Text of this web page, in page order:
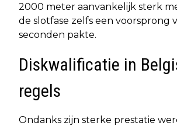
2000 meter aanvankelijk sterk
de slotfase zelfs een voorsprong
seconden pakte.
Diskwalificatie in
regels
Ondanks zijn sterke prestatie